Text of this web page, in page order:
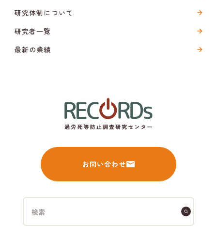
研究体制について
研究者一覧
最新の業績
お問い合わせ